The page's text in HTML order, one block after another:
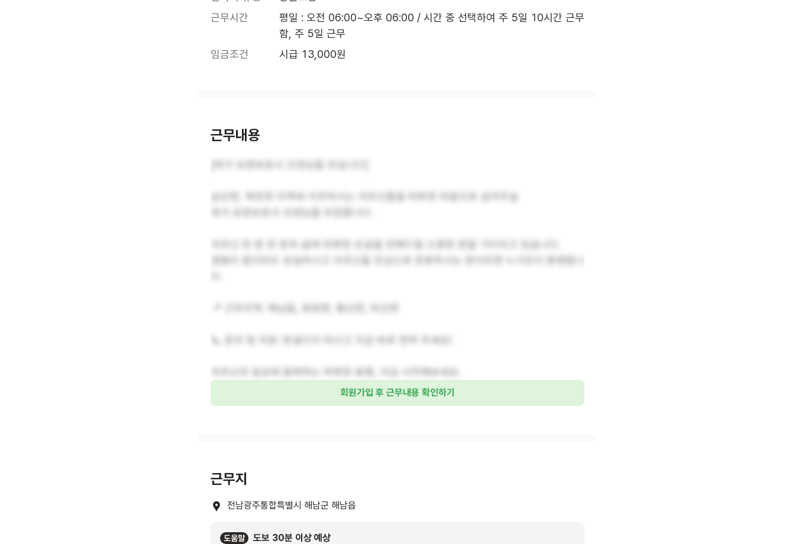
근무시간
평일 : 오전 06:00~오후 06:00 / 시간 중 선택하여 주 5일 10시간 근무
함, 주 5일 근무
임금조건
시급 13,000원
근무내용
📞 문의 및 지원: 망설이지 마시고 지금 바로 연락 주세요!
회원가입 후 근무내용 확인하기
근무지
전남광주통합특별시 해남군 해남읍
도움말 도보 30분 이상 예상